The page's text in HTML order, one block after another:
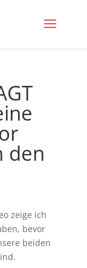
den
zeige ich
bevor
beiden